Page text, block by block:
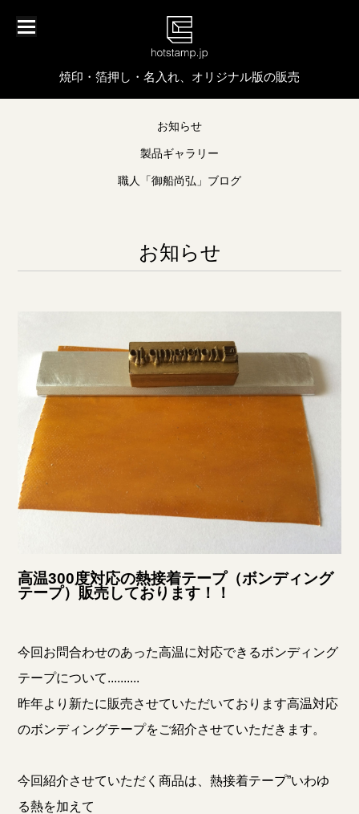
焼印・箔押し・名入れ、オリジナル版の販売
お知らせ
製品ギャラリー
職人「御船尚弘」ブログ
お知らせ
高温300度対応の熱接着テープ（ボンディング
テープ）販売しております！！
今回お問合わせのあった高温に対応できるボンディング
テープについて..........
昨年より新たに販売させていただいております高温対応
のボンディングテープをご紹介させていただきます。
今回紹介させていただく商品は、熱接着テープ”いわゆ
る熱を加えて